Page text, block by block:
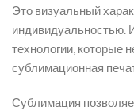
Это визуальный
индивидуальностью.
технологии, которые
сублимационная
Сублимация